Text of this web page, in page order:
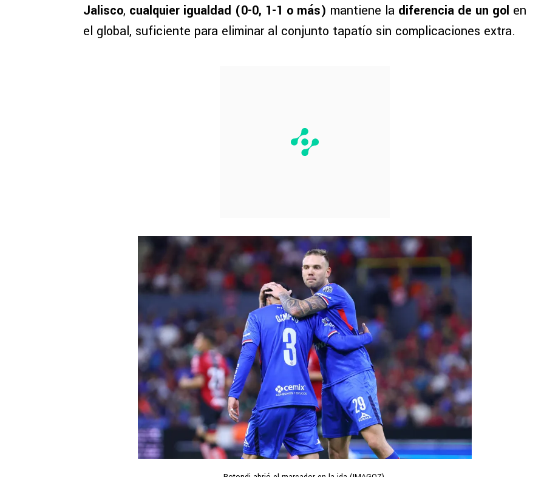
Jalisco, cualquier igualdad (0-0, 1-1 o más) mantiene la diferencia de un gol en
el global, suficiente para eliminar al conjunto tapatío sin complicaciones extra.